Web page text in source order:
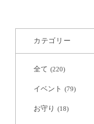
カテゴリー
全て (220)
イベント (79)
お守り (18)